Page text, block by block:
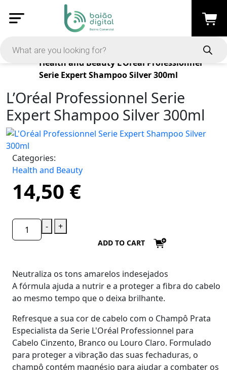
Products
Health and Beauty L’Oréal Professionnel
Serie Expert Shampoo Silver 300ml
L’Oréal Professionnel Serie
Expert Shampoo Silver 300ml
Categories:
Health and Beauty
14,50 €
- +
ADD TO CART
Neutraliza os tons amarelos indesejados
A fórmula ajuda a nutrir e a proteger a fibra do cabelo
ao mesmo tempo que o deixa brilhante.
​Refresque a sua cor de cabelo com o Champô Prata
Especialista da Serie L'Oréal Professionnel para
Cabelo Cinzento, Branco ou Louro Claro. Formulado
para proteger a vibração das suas fechaduras, o
champô contém magnésio para ajudar a combater os